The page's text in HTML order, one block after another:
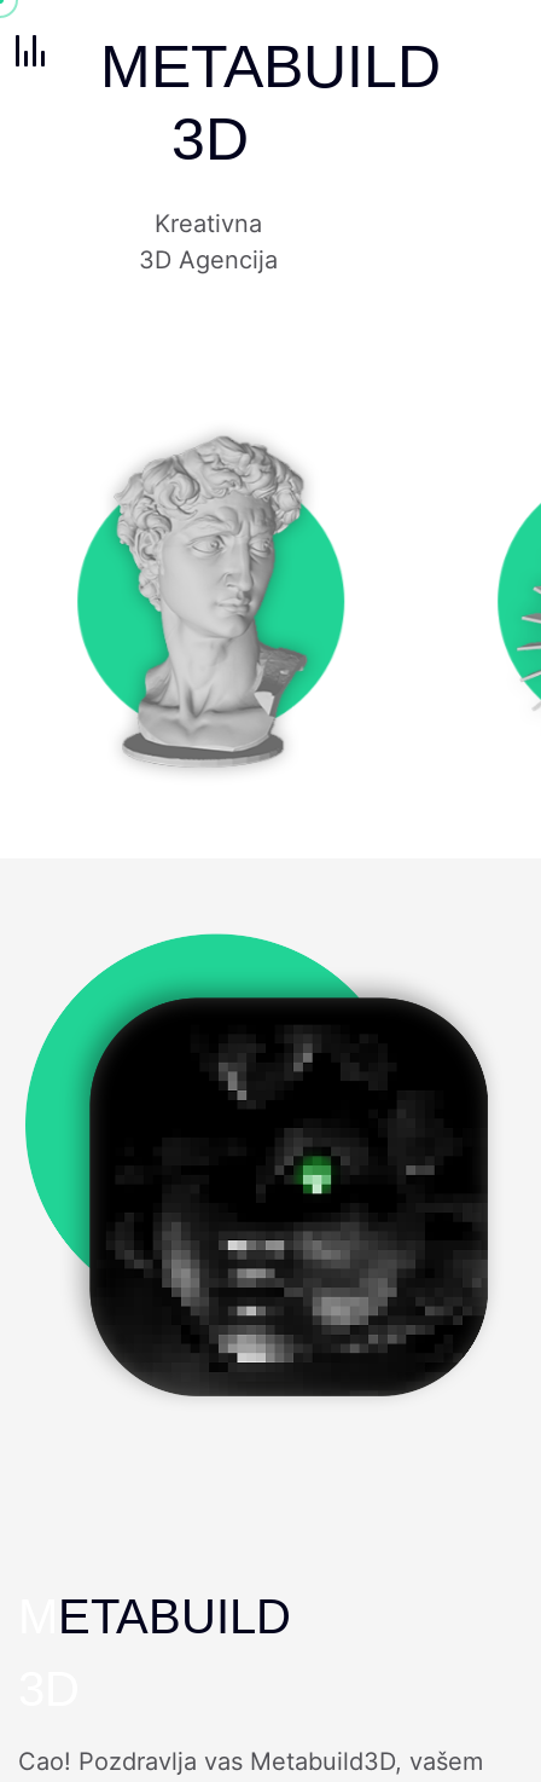
METABUILD
3D
Kreativna
3D Agencija
ETABUILD
Cao! Pozdravlja vas Metabuild3D, vašem